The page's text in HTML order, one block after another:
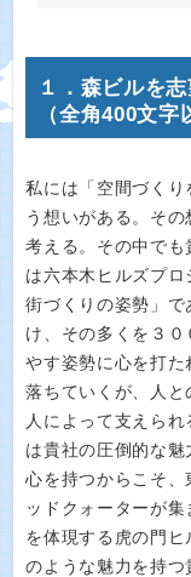
１．森ビルを
（全角400文字
私には「空間づく
う想いがある。そ
考える。その中でも
は六本木ヒルズプ
街づくりの姿勢」
け、その多くを３
やす姿勢に心を打
落ちていくが、人
人によって支えら
は貴社の圧倒的な
心を持つからこそ
ッドクォーターが
を体現する虎の門
のような魅力を持つ